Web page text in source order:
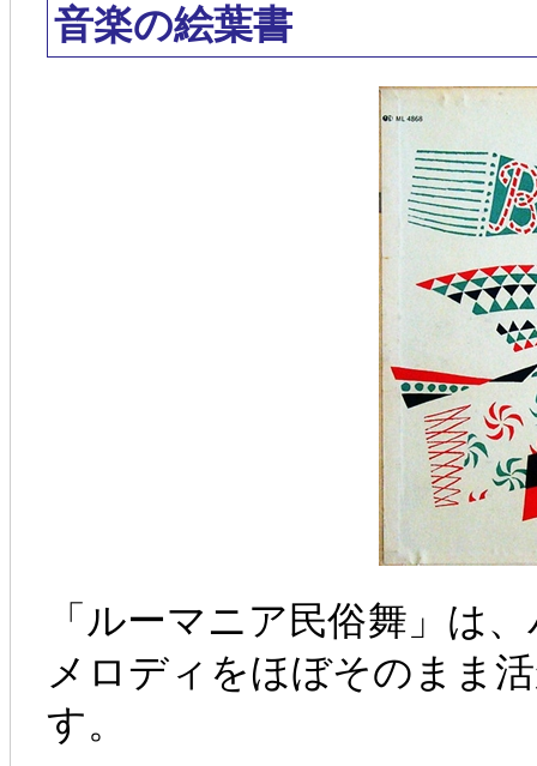
音楽の絵葉書
「ルーマニア民俗舞」は
メロディをほぼそのまま
す。